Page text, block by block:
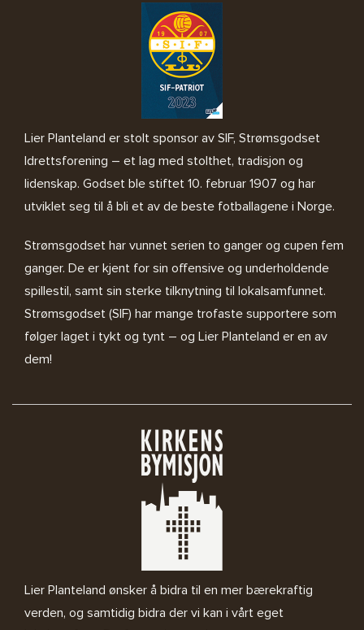
Lier Planteland er stolt sponsor av SIF, Strømsgodset
Idrettsforening – et lag med stolthet, tradisjon og
lidenskap. Godset ble stiftet 10. februar 1907 og har
utviklet seg til å bli et av de beste fotballagene i Norge.
Strømsgodset har vunnet serien to ganger og cupen fem
ganger. De er kjent for sin offensive og underholdende
spillestil, samt sin sterke tilknytning til lokalsamfunnet.
Strømsgodset (SIF) har mange trofaste supportere som
følger laget i tykt og tynt – og Lier Planteland er en av
dem!
Lier Planteland ønsker å bidra til en mer bærekraftig
verden, og samtidig bidra der vi kan i vårt eget